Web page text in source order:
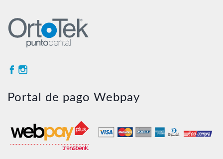
Portal de pago Webpay